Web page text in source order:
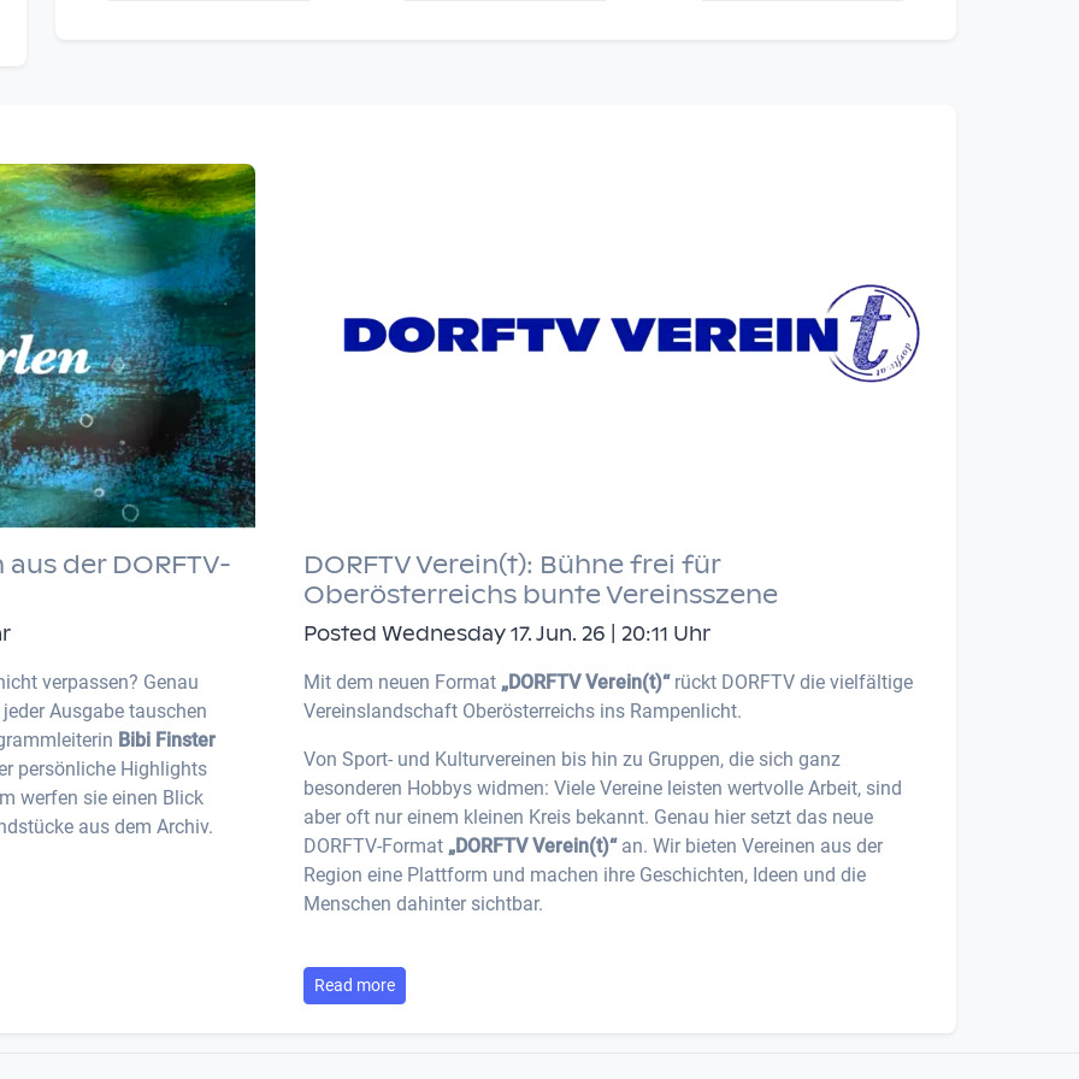
der DORFTV-
verpassen? Genau
Ausgabe tauschen
Bibi Finster
persönliche Highlights
werfen sie einen Blick
aus dem Archiv.
DORFTV Verein(t): Bühne frei für
Oberösterreichs bunte Vereinsszene
Posted Wednesday 17. Jun. 26 | 20:11 Uhr
Mit dem neuen Format „DORFTV Verein(t)“rückt DORFTV die vielfältige
Vereinslandschaft Oberösterreichs ins Rampenlicht.
Von Sport- und Kulturvereinen bis hin zu Gruppen, die sich ganz
besonderen Hobbys widmen: Viele Vereine leisten wertvolle Arbeit, sind
aber oft nur einem kleinen Kreis bekannt. Genau hier setzt das neue
DORFTV-Format „DORFTV Verein(t)“an. Wir bieten Vereinen aus der
Region eine Plattform und machen ihre Geschichten, Ideen und die
Menschen dahinter sichtbar.
Read more